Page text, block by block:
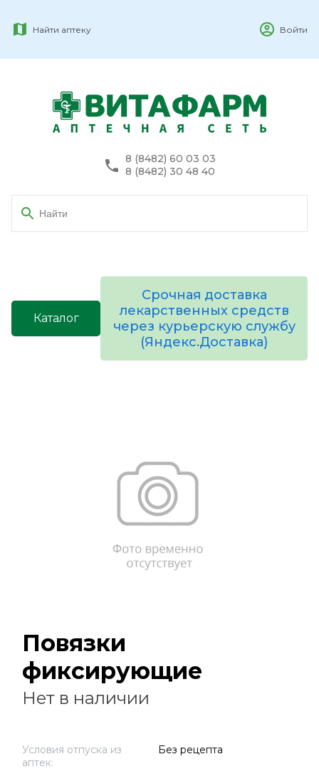
Найти аптеку Войти
8 (8482) 60 03 03
8 (8482) 30 48 40
Каталог
Срочная доставка
лекарственных средств
через курьерскую службу
(Яндекс.Доставка)
Повязки
фиксирующие
Нет в наличии
Условия отпуска из
аптек:
Без рецепта